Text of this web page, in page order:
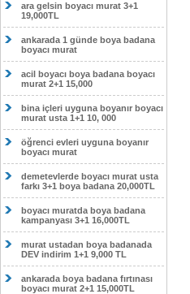
ara gelsin boyacı murat 3+1
19,000TL
ankarada 1 günde boya badana
boyacı murat
acil boyacı boya badana boyacı
murat 2+1 15,000
bina içleri uyguna boyanır boyacı
murat usta 1+1 10, 000
öğrenci evleri uyguna boyanır
boyacı murat
demetevlerde boyacı murat usta
farkı 3+1 boya badana 20,000TL
boyacı muratda boya badana
kampanyası 3+1 16,000TL
murat ustadan boya badanada
DEV indirim 1+1 9,000 TL
ankarada boya badana fırtınası
boyacı murat 2+1 15,000TL